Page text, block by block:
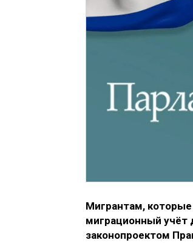
Мигрантам,
миграционный учёт
законопроектом